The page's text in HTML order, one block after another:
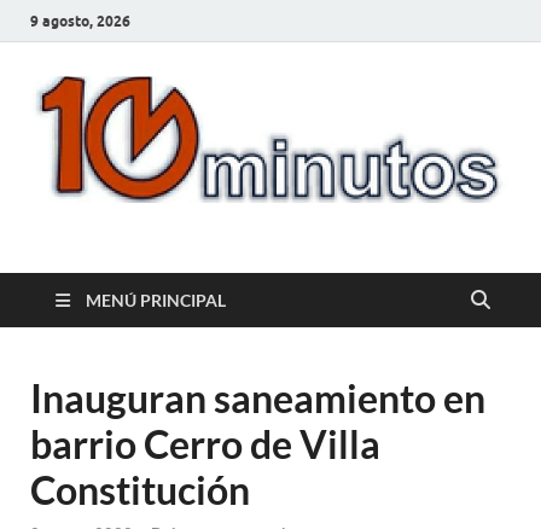
9 agosto, 2026
10minutos.com.uy
MENÚ PRINCIPAL
Inauguran saneamiento en
barrio Cerro de Villa
Constitución